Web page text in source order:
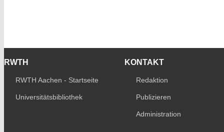
RWTH
RWTH Aachen - Startseite
Universitätsbibliothek
KONTAKT
Redaktion
Publizieren
Administration